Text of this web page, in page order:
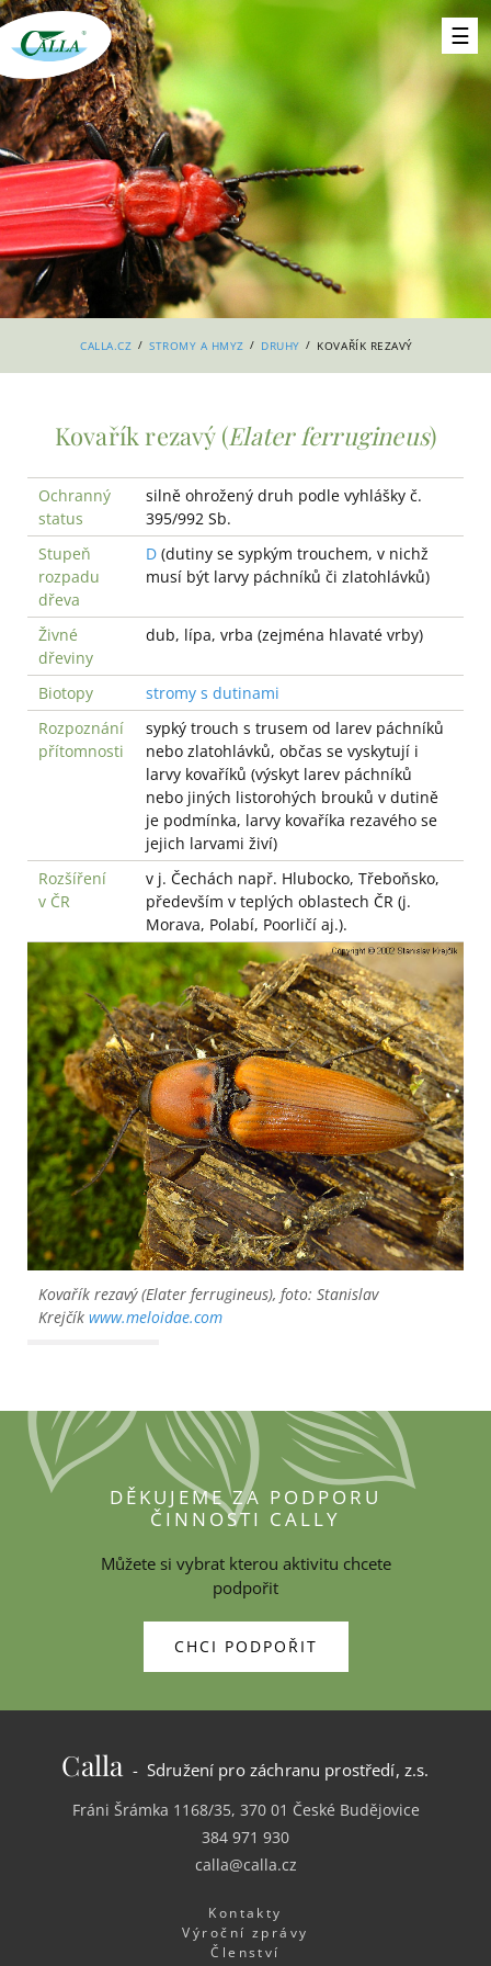
CALLA.CZ / STROMY A HMYZ / DRUHY / KOVAŘÍK REZAVÝ
Kovařík rezavý (Elater ferrugineus)
Ochranný
status
silně ohrožený druh podle vyhlášky č.
395/992 Sb.
Stupeň
rozpadu
dřeva
D (dutiny se sypkým trouchem, v nichž
musí být larvy páchníků či zlatohlávků)
Živné
dřeviny
dub, lípa, vrba (zejména hlavaté vrby)
Biotopy
stromy s dutinami
Rozpoznání
přítomnosti
sypký trouch s trusem od larev páchníků
nebo zlatohlávků, občas se vyskytují i
larvy kovaříků (výskyt larev páchníků
nebo jiných listorohých brouků v dutině
je podmínka, larvy kovaříka rezavého se
jejich larvami živí)
Rozšíření
v ČR
v j. Čechách např. Hlubocko, Třeboňsko,
především v teplých oblastech ČR (j.
Morava, Polabí, Poorličí aj.).
Kovařík rezavý (Elater ferrugineus), foto: Stanislav
Krejčík www.meloidae.com
DĚKUJEME ZA PODPORU
ČINNOSTI CALLY
Můžete si vybrat kterou aktivitu chcete
podpořit
CHCI PODPOŘIT
Calla - Sdružení pro záchranu prostředí, z.s.
Fráni Šrámka 1168/35, 370 01 České Budějovice
384 971 930
calla@calla.cz
Kontakty
Výroční zprávy
Členství